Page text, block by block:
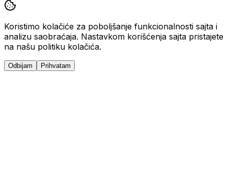
Koristimo kolačiće za poboljšanje funkcionalnosti sajta i
analizu saobraćaja. Nastavkom korišćenja sajta pristajete
na našu politiku kolačića.
Odbijam Prihvatam